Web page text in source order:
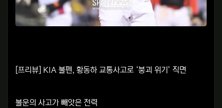
[프리뷰] KIA 불펜, 황동하 교통사고로 ‘붕괴 위기’ 직면
불운의 사고가 빼앗은 전력